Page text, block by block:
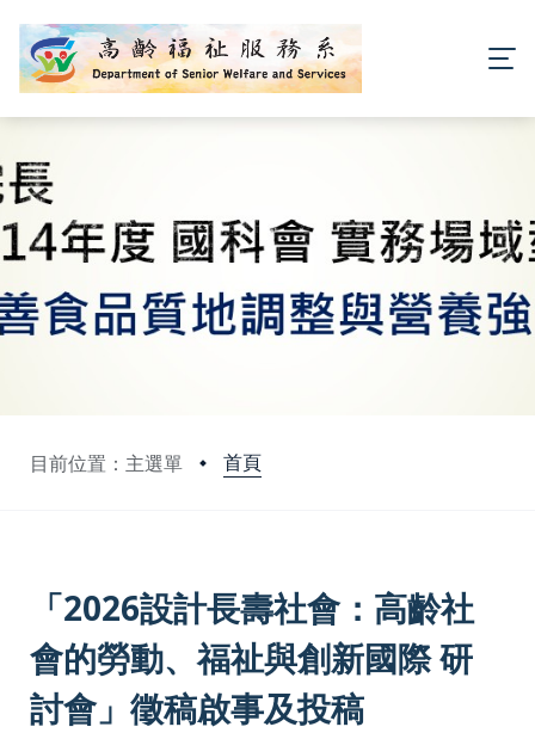
目前位置：主選單 首頁
「2026設計長壽社會：高齡社
會的勞動、福祉與創新國際 研
討會」徵稿啟事及投稿